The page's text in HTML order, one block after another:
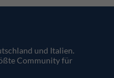
und Italien.
Community für